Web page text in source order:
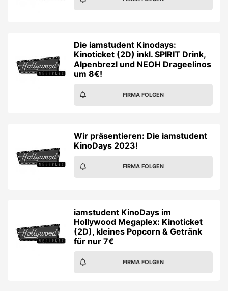
Die iamstudent Kinodays:
Kinoticket (2D) inkl. SPIRIT Drink,
Alpenbrezl und NEOH Drageelinos
um 8€!
FIRMA FOLGEN
Wir präsentieren: Die iamstudent
KinoDays 2023!
FIRMA FOLGEN
iamstudent KinoDays im
Hollywood Megaplex: Kinoticket
(2D), kleines Popcorn & Getränk
für nur 7€
FIRMA FOLGEN